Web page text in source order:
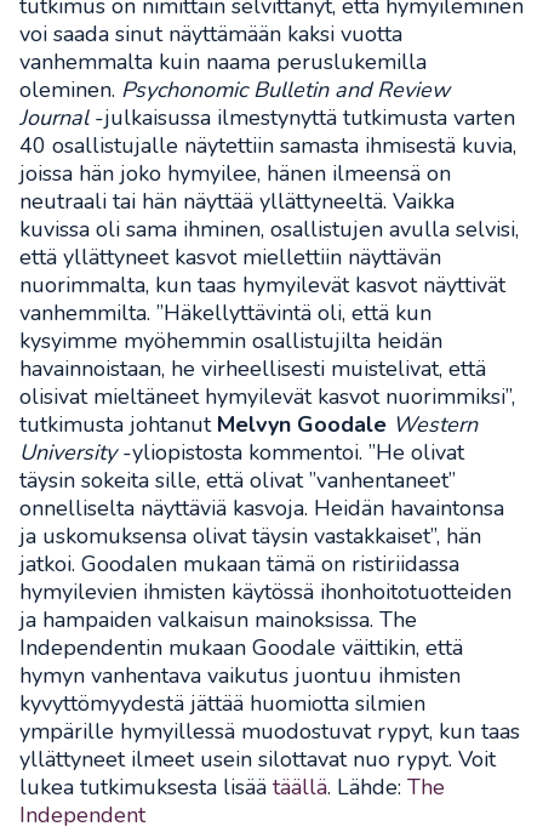
tutkimus on nimittäin selvittänyt, että hymyileminen
voi saada sinut näyttämään kaksi vuotta
vanhemmalta kuin naama peruslukemilla
oleminen. Psychonomic Bulletin and Review
Journal-julkaisussa ilmestynyttä tutkimusta varten
40 osallistujalle näytettiin samasta ihmisestä kuvia,
joissa hän joko hymyilee, hänen ilmeensä on
neutraali tai hän näyttää yllättyneeltä. Vaikka
kuvissa oli sama ihminen, osallistujen avulla selvisi,
että yllättyneet kasvot miellettiin näyttävän
nuorimmalta, kun taas hymyilevät kasvot näyttivät
vanhemmilta. ”Häkellyttävintä oli, että kun
kysyimme myöhemmin osallistujilta heidän
havainnoistaan, he virheellisesti muistelivat, että
olisivat mieltäneet hymyilevät kasvot nuorimmiksi”,
tutkimusta johtanut Melvyn Goodale Western
University-yliopistosta kommentoi. ”He olivat
täysin sokeita sille, että olivat ”vanhentaneet”
onnelliselta näyttäviä kasvoja. Heidän havaintonsa
ja uskomuksensa olivat täysin vastakkaiset”, hän
jatkoi. Goodalen mukaan tämä on ristiriidassa
hymyilevien ihmisten käytössä ihonhoitotuotteiden
ja hampaiden valkaisun mainoksissa. The
Independentin mukaan Goodale väittikin, että
hymyn vanhentava vaikutus juontuu ihmisten
kyvyttömyydestä jättää huomiotta silmien
ympärille hymyillessä muodostuvat rypyt, kun taas
yllättyneet ilmeet usein silottavat nuo rypyt. Voit
lukea tutkimuksesta lisää täällä. Lähde: The
Independent